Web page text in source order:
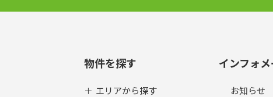
物件を探す
エリアから探す
インフォ
お知らせ